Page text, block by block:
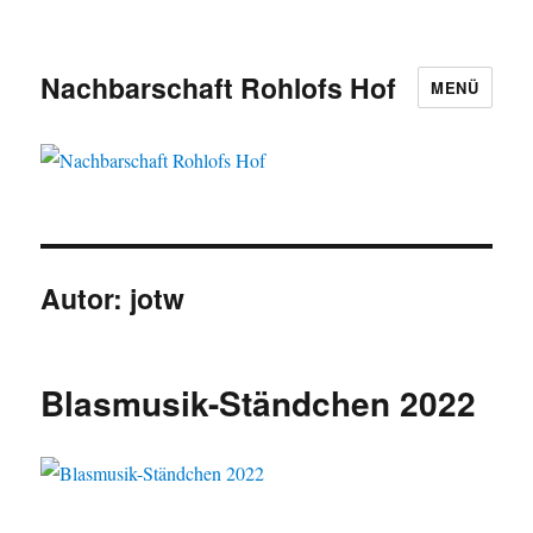
Nachbarschaft Rohlofs Hof MENÜ
Autor: jotw
Blasmusik-Ständchen 2022